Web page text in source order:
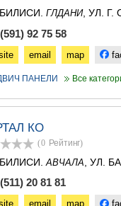
ГЛДАНИ, УЛ. Г.
(591) 92 75 58
email map
ПАНЕЛИ Все
КО
(0 Рейтинг)
АВЧАЛА , УЛ.
(511) 20 81 81
email map